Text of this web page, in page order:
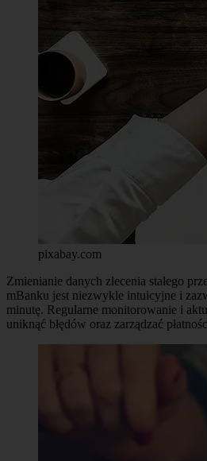
pixabay.com
Zmienianie danych zlecenia stałego
mBanku jest niezwykle intuicyjne i
minutę. Regularne monitorowanie i
uniknąć błędów oraz zarządzać